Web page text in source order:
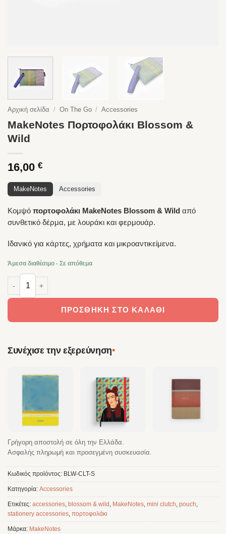
Αρχική σελίδα / On The Go / Accessories
MakeNotes Πορτοφολάκι Blossom &
Wild
16,00 €
MakeNotes Accessories
Κομψό πορτοφολάκι MakeNotes Blossom & Wild από
συνθετικό δέρμα, με λουράκι και φερμουάρ.
Ιδανικό για κάρτες, χρήματα και μικροαντικείμενα.
Άμεσα διαθέσιμο - Σε απόθεμα
MakeNotes Πορτοφολάκι Blossom & Wild ποσότητα
ΠΡΟΣΘΉΚΗ ΣΤΟ ΚΑΛΆΘΙ
Συνέχισε την εξερεύνηση•
Γρήγορη αποστολή σε όλη την Ελλάδα.
Ασφαλής πληρωμή και προσεγμένη συσκευασία.
Κωδικός προϊόντος: BLW-CLT-S
Κατηγορία: Accessories
Ετικέτες: accessories blossom & wild MakeNotes mini clutch pouch
stationery accessories πορτοφολάκι
Μάρκα: MakeNotes